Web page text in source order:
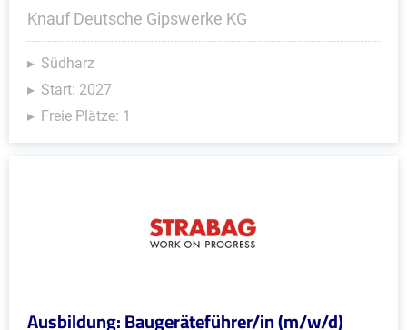
Knauf Deutsche Gipswerke KG
Südharz
Start: 2027
Freie Plätze: 1
Ausbildung: Baugeräteführer/in (m/w/d)